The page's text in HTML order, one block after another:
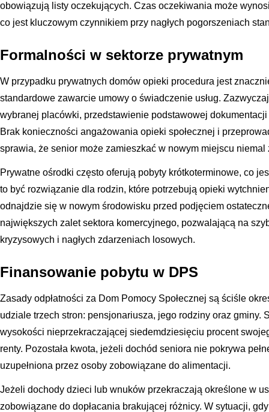
obowiązują listy oczekujących. Czas oczekiwania może
co jest kluczowym czynnikiem przy nagłych pogorszeniach
Formalności w sektorze prywatnym
W przypadku prywatnych domów opieki procedura jest
standardowe zawarcie umowy o świadczenie usług.
wybranej placówki, przedstawienie podstawowej
Brak konieczności angażowania opieki społecznej i
sprawia, że senior może zamieszkać w nowym miejscu niemal
Prywatne ośrodki często oferują pobyty krótkoterminowe, co
to być rozwiązanie dla rodzin, które potrzebują opieki
odnajdzie się w nowym środowisku przed podjęciem
największych zalet sektora komercyjnego, pozwalającą na
kryzysowych i nagłych zdarzeniach losowych.
Finansowanie pobytu w DPS
Zasady odpłatności za Dom Pomocy Społecznej są ściśle
udziale trzech stron: pensjonariusza, jego rodziny oraz gminy.
wysokości nieprzekraczającej siedemdziesięciu procent
renty. Pozostała kwota, jeżeli dochód seniora nie pokrywa
uzupełniona przez osoby zobowiązane do alimentacji.
Jeżeli dochody dzieci lub wnuków przekraczają określone w
zobowiązane do dopłacania brakującej różnicy. W sytuacji,